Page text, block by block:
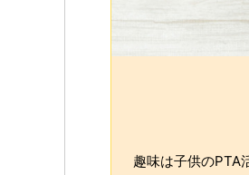
趣味は子供のPTA